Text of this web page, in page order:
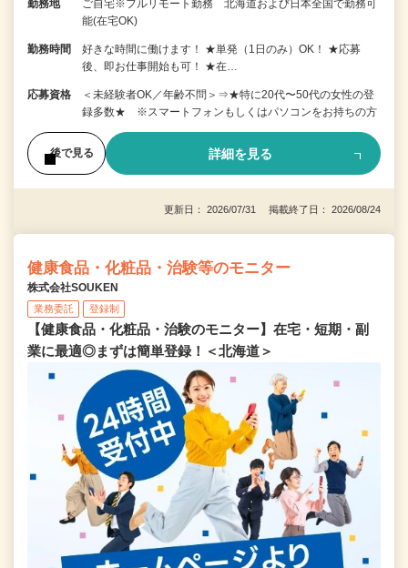
勤務地
ご自宅※フルリモート勤務 北海道および日本全国で勤務可
能(在宅OK)
勤務時間
好きな時間に働けます！ ★単発（1日のみ）OK！ ★応募
後、即お仕事開始も可！ ★在…
応募資格
＜未経験者OK／年齢不問＞⇒★特に20代〜50代の女性の登
録多数★ ※スマートフォンもしくはパソコンをお持ちの方
後で見る 詳細を見る
更新日： 2026/07/31 掲載終了日： 2026/08/24
健康食品・化粧品・治験等のモニター
株式会社SOUKEN
業務委託 登録制
【健康食品・化粧品・治験のモニター】在宅・短期・副
業に最適◎まずは簡単登録！＜北海道＞